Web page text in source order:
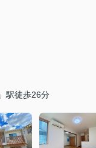
駅徒歩26分